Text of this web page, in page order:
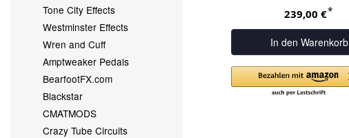
239,00 €*
In den Warenkorb
Tone City Effects
Westminster Effects
Wren and Cuff
Amptweaker Pedals
BearfootFX.com
Blackstar
CMATMODS
Crazy Tube Circuits